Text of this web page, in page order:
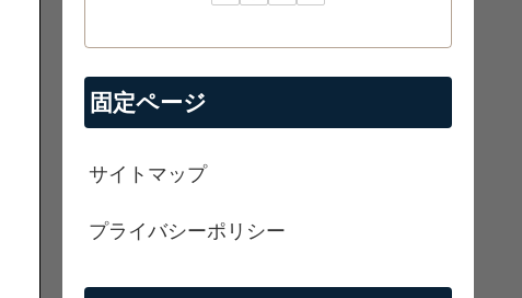
固定ページ
サイトマップ
プライバシーポリシー